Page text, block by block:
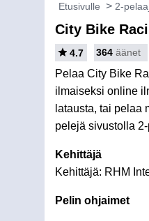
Etusivulle 2-
City Bike
4.7 364 äänet
Pelaa City Bike
ilmaiseksi online
latausta, tai pelaa
pelejä sivustolla
Kehittäjä
Kehittäjä: RHM
Pelin ohjaimet